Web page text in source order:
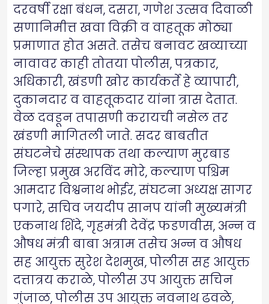
दरवर्षी रक्षा बंधन, दसरा, गणेश उत्सव दिवाळी
सणानिमीत्त खवा विक्री व वाहतूक मोठ्या
प्रमाणात होत असते. तसेच बनावट खव्याच्या
नावावर काही तोतया पोलीस, पत्रकार,
अधिकारी, खंडणी खोर कार्यकर्ते हे व्यापारी,
दुकानदार व वाहतूकदार यांना त्रास देतात.
वेळ दवडून तपासणी करायची नसेल तर
खंडणी मागितली जाते. सदर बाबतीत
संघटनेचे संस्थापक तथा कल्याण मुरबाड
जिल्हा प्रमुख अरविंद मोरे, कल्याण पश्चिम
आमदार विश्वनाथ भोईर, संघटना अध्यक्ष सागर
पगारे, सचिव जयदीप सानप यांनी मुख्यमंत्री
एकनाथ शिंदे, गृहमंत्री देवेंद्र फडणवीस, अन्न व
औषध मंत्री बाबा अत्राम तसेच अन्न व औषध
सह आयुक्त सुरेश देशमुख, पोलीस सह आयुक्त
दत्तात्रय कराळे, पोलीस उप आयुक्त सचिन
गुंजाळ, पोलीस उप आयुक्त नवनाथ ढवळे,